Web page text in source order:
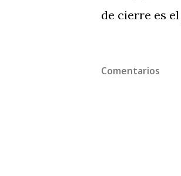
de cierre es
Comentarios